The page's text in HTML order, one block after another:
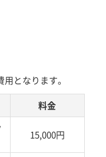
となります。
料金
15,000円